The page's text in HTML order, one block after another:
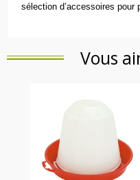
sélection d’accessoires pour
Vous